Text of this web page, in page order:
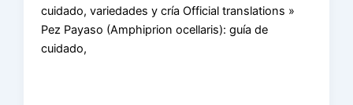
cuidado, variedades y cría Official translations »
Pez Payaso (Amphiprion ocellaris): guía de
cuidado,